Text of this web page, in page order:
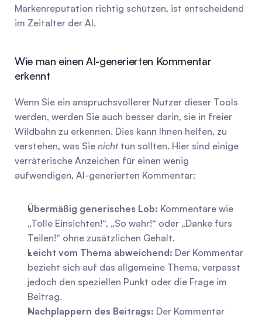
Markenreputation richtig schützen, ist entscheidend
im Zeitalter der AI.
Wie man einen AI-generierten Kommentar
erkennt
Wenn Sie ein anspruchsvollerer Nutzer dieser Tools
werden, werden Sie auch besser darin, sie in freier
Wildbahn zu erkennen. Dies kann Ihnen helfen, zu
verstehen, was Sie nicht tun sollten. Hier sind einige
verräterische Anzeichen für einen wenig
aufwendigen, AI-generierten Kommentar:
Übermäßig generisches Lob: Kommentare wie
„Tolle Einsichten!“, „So wahr!“ oder „Danke fürs
Teilen!“ ohne zusätzlichen Gehalt.
Leicht vom Thema abweichend: Der Kommentar
bezieht sich auf das allgemeine Thema, verpasst
jedoch den speziellen Punkt oder die Frage im
Beitrag.
Nachplappern des Beitrags: Der Kommentar